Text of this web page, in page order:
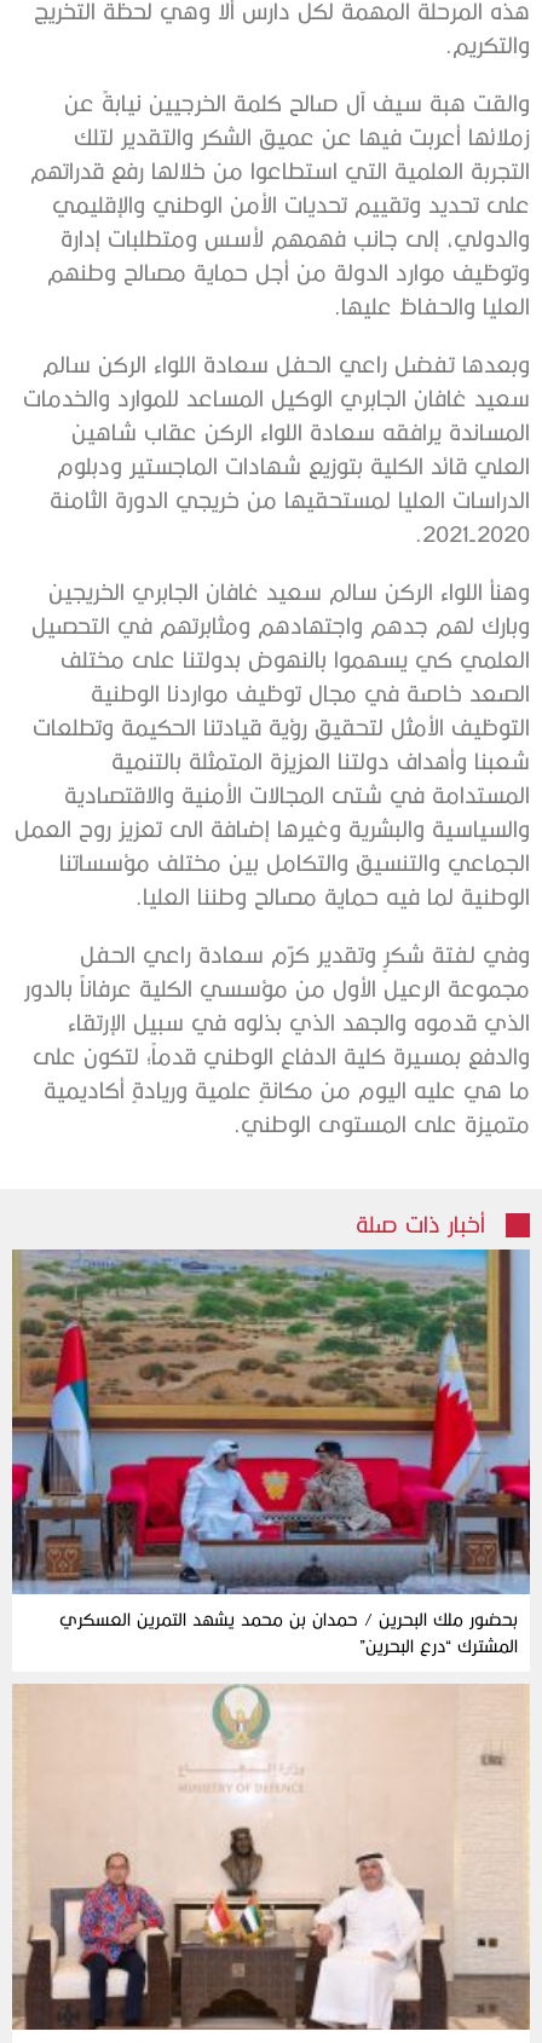
هذه المرحلة المهمة لكل دارس ألا وهي لحظة التخريج
والتكريم.
والقت هبة سيف آل صالح كلمة الخرجيين نيابةً عن
زملائها أعربت فيها عن عميق الشكر والتقدير لتلك
التجربة العلمية التي استطاعوا من خلالها رفع قدراتهم
على تحديد وتقييم تحديات الأمن الوطني والإقليمي
والدولي، إلى جانب فهمهم لأسس ومتطلبات إدارة
وتوظيف موارد الدولة من أجل حماية مصالح وطنهم
العليا والحفاظ عليها.
وبعدها تفضل راعي الحفل سعادة اللواء الركن سالم
سعيد غافان الجابري الوكيل المساعد للموارد والخدمات
المساندة يرافقه سعادة اللواء الركن عقاب شاهين
العلي قائد الكلية بتوزيع شهادات الماجستير ودبلوم
الدراسات العليا لمستحقيها من خريجي الدورة الثامنة
2020-2021.
وهنأ اللواء الركن سالم سعيد غافان الجابري الخريجين
وبارك لهم جدهم واجتهادهم ومثابرتهم في التحصيل
العلمي كي يسهموا بالنهوض بدولتنا على مختلف
الصعد خاصة في مجال توظيف مواردنا الوطنية
التوظيف الأمثل لتحقيق رؤية قيادتنا الحكيمة وتطلعات
شعبنا وأهداف دولتنا العزيزة المتمثلة بالتنمية
المستدامة في شتى المجالات الأمنية والاقتصادية
والسياسية والبشرية وغيرها إضافة الى تعزيز روح العمل
الجماعي والتنسيق والتكامل بين مختلف مؤسساتنا
الوطنية لما فيه حماية مصالح وطننا العليا.
وفي لفتة شكرٍ وتقدير كرّم سعادة راعي الحفل
مجموعة الرعيل الأول من مؤسسي الكلية عرفاناً بالدور
الذي قدموه والجهد الذي بذلوه في سبيل الإرتقاء
والدفع بمسيرة كلية الدفاع الوطني قدماً؛ لتكون على
ما هي عليه اليوم من مكانةٍ علمية وريادةٍ أكاديمية
متميزة على المستوى الوطني.
أخبار ذات صلة
بحضور ملك البحرين / حمدان بن محمد يشهد التمرين العسكري
المشترك “درع البحرين”